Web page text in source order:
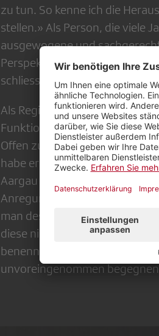
zu tun. So kenne ich die
stellen.» Als Person, die viele
ausgewogene und
Perspektive jener einnehmen,
schliesslich kenne ich als
Als Regierungsrat und
Funktion einer
Offen zu bleiben, selbst wenn
habe er lernen müssen. Denn:
Aargau keine Ombudsstelle
Anregungen mittels
man des Öfteren wenig
diese nicht ernst zu nehmen
benennen im Kern oft ein
unvoreingenommen